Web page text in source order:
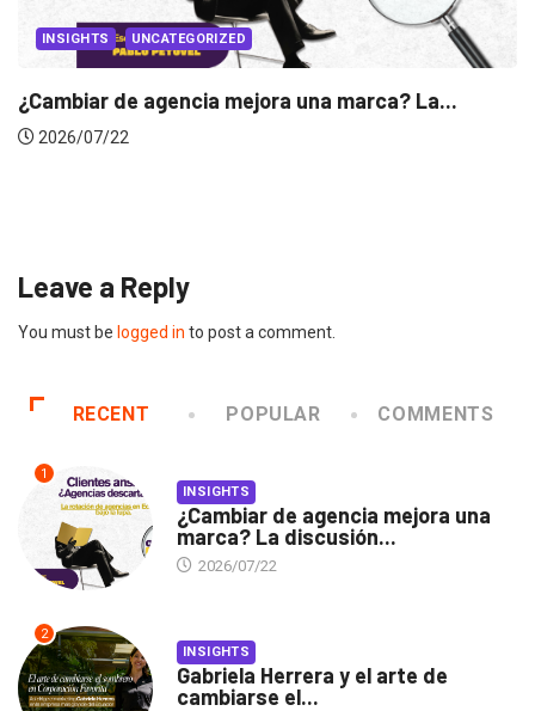
INSIGHTS
Leave a Reply
You must be logged in to post a comment.
RECENT POPULAR COMMENTS
1
INSIGHTS
¿Cambiar de agencia mejora una
marca? La discusión...
2026/07/22
2
INSIGHTS
Gabriela Herrera y el arte de
cambiarse el...